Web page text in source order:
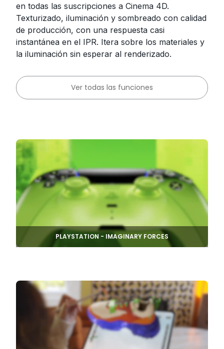
en todas las suscripciones a Cinema 4D.
Texturizado, iluminación y sombreado con calidad
de producción, con una respuesta casi
instantánea en el IPR. Itera sobre los materiales y
la iluminación sin esperar al renderizado.
Ver todas las funciones
PLAYSTATION - IMAGINARY FORCES